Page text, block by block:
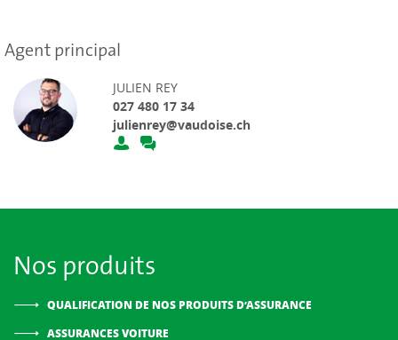
Agent principal
JULIEN REY
027 480 17 34
julienrey@vaudoise.ch
Nos produits
QUALIFICATION DE NOS PRODUITS D’ASSURANCE
ASSURANCES VOITURE